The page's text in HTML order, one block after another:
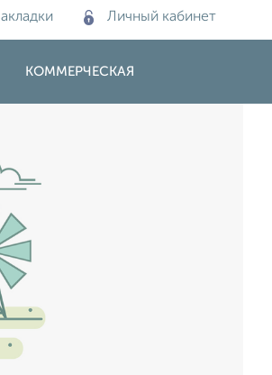
Личный кабинет
КОММЕРЧЕСКАЯ